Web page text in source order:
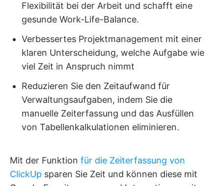
Flexibilität bei der Arbeit und schafft eine
gesunde Work-Life-Balance.
Verbessertes Projektmanagement mit einer
klaren Unterscheidung, welche Aufgabe wie
viel Zeit in Anspruch nimmt
Reduzieren Sie den Zeitaufwand für
Verwaltungsaufgaben, indem Sie die
manuelle Zeiterfassung und das Ausfüllen
von Tabellenkalkulationen eliminieren.
Mit der Funktion für die Zeiterfassung von
ClickUp sparen Sie Zeit und können diese mit